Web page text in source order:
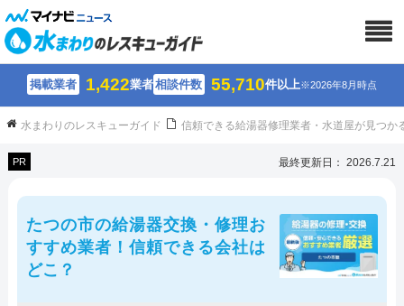
掲載業者 1,422業者相談件数 55,710件以上※2026年8月時点
水まわりのレスキューガイド 信頼できる給湯器修理業者・水道屋が見つか
PR 最終更新日： 2026.7.21
たつの市の給湯器交換・修理お
すすめ業者！信頼できる会社は
どこ？